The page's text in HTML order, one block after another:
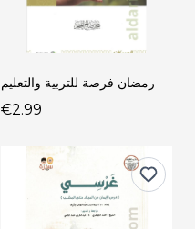
رمضان فرصة للتربية والتعليم
€2.99